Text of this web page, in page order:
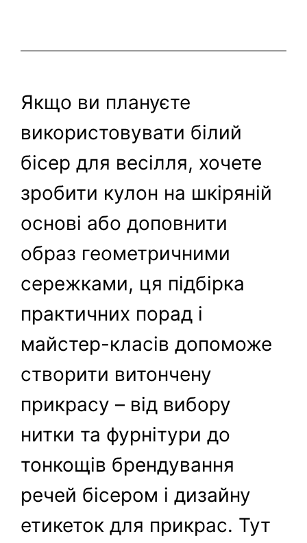
Якщо ви плануєте
використовувати білий
бісер для весілля, хочете
зробити кулон на шкіряній
основі або доповнити
образ геометричними
сережками, ця підбірка
практичних порад і
майстер-класів допоможе
створити витончену
прикрасу – від вибору
нитки та фурнітури до
тонкощів брендування
речей бісером і дизайну
етикеток для прикрас. Тут